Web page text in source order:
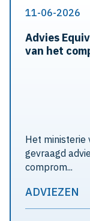
11-06-2026
Advies
van het
Het ministerie
gevraagd
comprom...
ADVIEZEN